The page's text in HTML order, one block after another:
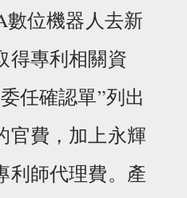
數位機器人去新
得專利相關資
任確認單”列出
官費，加上永輝
利師代理費。產